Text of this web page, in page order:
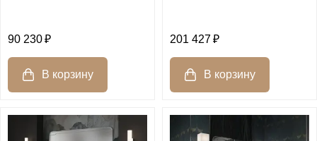
90 230 201 427